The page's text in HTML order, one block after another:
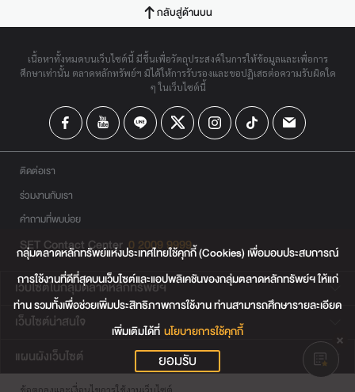
กลับสู่ด้านบน
เนื้อหาทั้งหมดบนเว็บไซต์นี้ มีขึ้นเพื่อวัตถุประสงค์ในการให้ข้อมูลและเพื่อการ
ศึกษาเท่านั้น ตลาดหลักทรัพย์ฯ มิได้ให้การรับรองและขอปฏิเสธต่อความรับผิดใด
ๆ ในเว็บไซต์นี้
ติดต่อเรา
ร่วมงานกับเรา
คำถามที่พบบ่อย
SET Contact Center 0 2009 9999
เว็บไซต์ในกลุ่มตลาดหลักทรัพย์ฯ
เว็บไซต์น่าสนใจ
แผนผังเว็บไซต์
ข้อตกลงและเงื่อนไขการใช้งานเว็บไซต์
กลุ่มตลาดหลักทรัพย์แห่งประเทศไทยใช้คุกกี้ (Cookies) เพื่อมอบประสบการณ์
การใช้งานที่ดีที่สุดบนเว็บไซต์และแอปพลิเคชันของกลุ่มตลาดหลักทรัพย์ฯ ให้แก่
ท่าน รวมทั้งเพื่อช่วยเพิ่มประสิทธิภาพการใช้งาน ท่านสามารถศึกษารายละเอียด
เพิ่มเติมได้ที่ นโยบายการใช้คุกกี้
ยอมรับ